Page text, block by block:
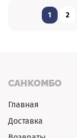
1 2
САНКОМБО
Главная
Доставка